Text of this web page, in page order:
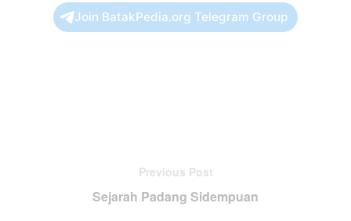
Join BatakPedia.org Telegram Group
Previous Post
Sejarah Padang Sidempuan